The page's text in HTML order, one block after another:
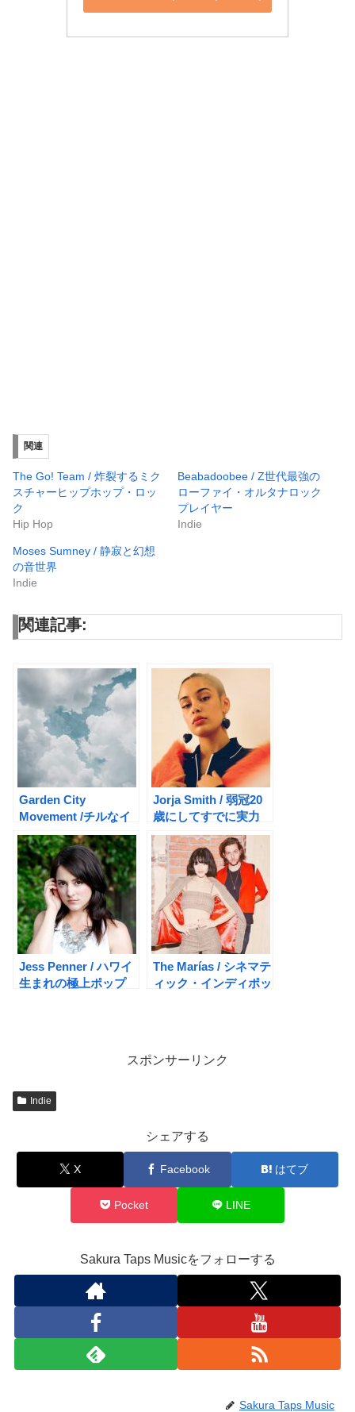
関連
The Go! Team / 炸裂するミク
スチャーヒップホップ・ロッ
ク
Hip Hop
Beabadoobee / Z世代最強の
ローファイ・オルタナロック
プレイヤー
Indie
Moses Sumney / 静寂と幻想
の音世界
Indie
関連記事:
Garden City
Movement /チルなイ
ンディ・ポップグルー
プ
Jorja Smith / 弱冠20
歳にしてすでに実力
派！
Jess Penner / ハワイ
生まれの極上ポップ
The Marías / シネマテ
ィック・インディポッ
スポンサーリンク
Indie
シェアする
X Facebook はてブ
Pocket LINE
Sakura Taps Musicをフォローする
Sakura Taps Music